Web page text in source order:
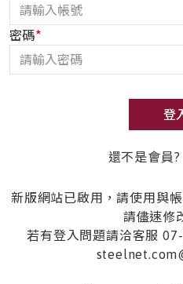
密碼*
登
還不是會員?
新版網站已啟用，請使用與
請儘速修
若有登入問題請洽客服